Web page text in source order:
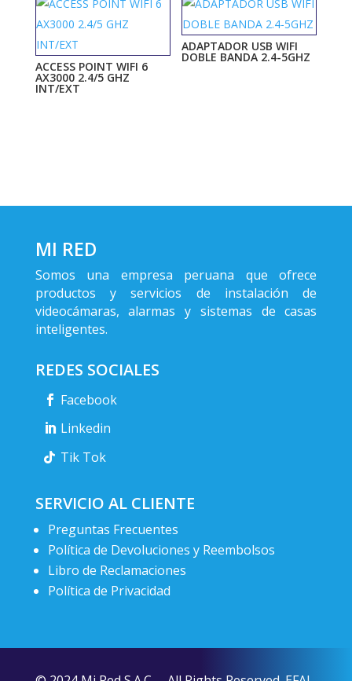
ACCESS POINT WIFI 6
AX3000 2.4/5 GHZ
INT/EXT
ADAPTADOR USB WIFI
DOBLE BANDA 2.4-5GHZ
MI RED
Somos una empresa peruana que ofrece
productos y servicios de instalación de
videocámaras, alarmas y sistemas de casas
inteligentes.
REDES SOCIALES
Facebook
Linkedin
Tik Tok
SERVICIO AL CLIENTE
Preguntas Frecuentes
Política de Devoluciones y Reembolsos
Libro de Reclamaciones
Política de Privacidad